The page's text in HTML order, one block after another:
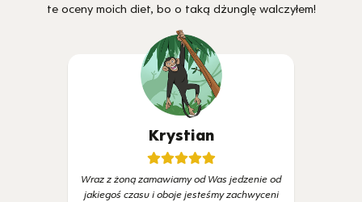
te oceny moich diet, bo o taką dżunglę walczyłem!
Krystian
Wraz z żoną zamawiamy od Was jedzenie od
jakiegoś czasu i oboje jesteśmy zachwyceni